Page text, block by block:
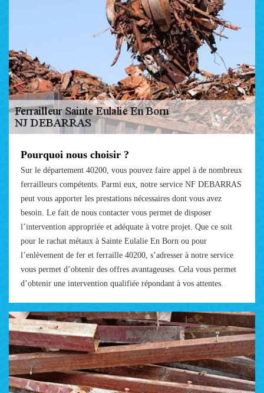
Pourquoi nous choisir ?
Sur le département 40200, vous pouvez faire appel à de nombreux
ferrailleurs compétents. Parmi eux, notre service NF DEBARRAS
peut vous apporter les prestations nécessaires dont vous avez
besoin. Le fait de nous contacter vous permet de disposer
l’intervention appropriée et adéquate à votre projet. Que ce soit
pour le rachat métaux à Sainte Eulalie En Born ou pour
l’enlèvement de fer et ferraille 40200, s’adresser à notre service
vous permet d’obtenir des offres avantageuses. Cela vous permet
d’obtenir une intervention qualifiée répondant à vos attentes.